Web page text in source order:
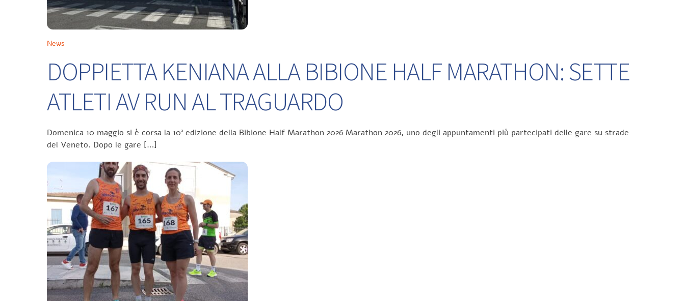
News
DOPPIETTA KENIANA ALLA BIBIONE HALF MARATHON: SETTE
ATLETI AV RUN AL TRAGUARDO
Domenica 10 maggio si è corsa la 10ª edizione della Bibione Half Marathon 2026 Marathon 2026, uno degli appuntamenti più partecipati delle gare su strade
del Veneto. Dopo le gare […]